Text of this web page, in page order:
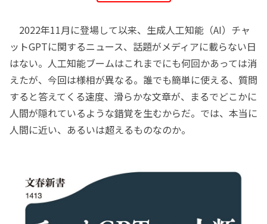
2022年11月に登場して以来、生成人工知能（AI）チャ
ットGPTに関するニュース、話題がメディアに載らない日
はない。人工知能ブームはこれまでにも何回かあっては消
えたが、今回は様相が異なる。誰でも簡単に使える、質問
すると答えてくる速度、滑らかな文章が、まるでどこかに
人間が隠れているような錯覚を生むからだ。では、本当に
人間に近い、あるいは超えるものなのか。